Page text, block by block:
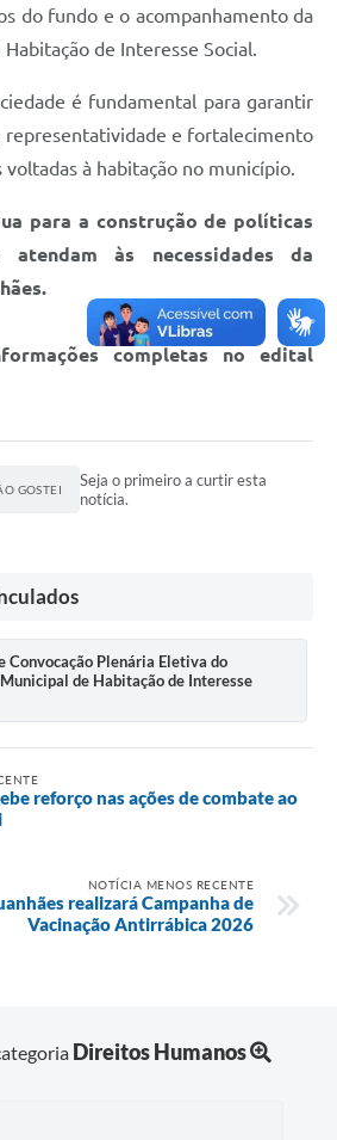
do fundo e o acompanhamento da
de Interesse Social.
é fundamental para garantir
representatividade e fortalecimento
voltadas à habitação no município.
para a construção de políticas
atendam às necessidades da
completas no edital
GOSTEI
Seja o primeiro a curtir esta
notícia.
Convocação Plenária Eletiva do
de Habitação de Interesse
reforço nas ações de combate ao
NOTÍCIA MENOS RECENTE
realizará Campanha de
Vacinação Antirrábica 2026
Direitos Humanos